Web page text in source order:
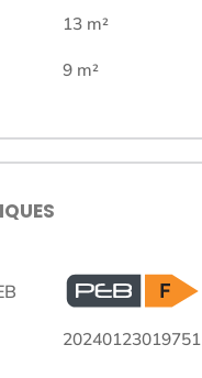
13 m²
9 m²
20240123019751